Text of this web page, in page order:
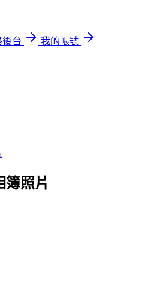
後台
我的帳號
簿照片